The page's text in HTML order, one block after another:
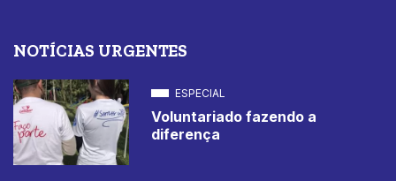
NOTÍCIAS URGENTES
ESPECIAL
Voluntariado fazendo a
diferença